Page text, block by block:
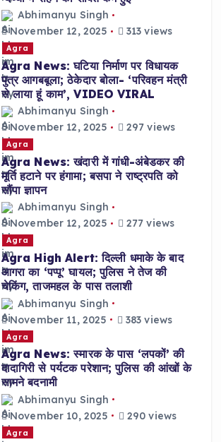
Abhimanyu Singh
November 12, 2025
313 views
Agra
Agra News: घटिया निर्माण पर विधायक
पुत्र आगबबूला; ठेकेदार बोला- ‘परिवहन मंत्री
से लाया हूं काम’, VIDEO VIRAL
Abhimanyu Singh
November 12, 2025
297 views
Agra
Agra News: खंदारी में गांधी-अंबेडकर की
मूर्ति हटाने पर हंगामा; बसपा ने राष्ट्रपति को
सौंपा ज्ञापन
Abhimanyu Singh
November 12, 2025
277 views
Agra
Agra High Alert: दिल्ली धमाके के बाद
आगरा का ‘पप्पू’ घायल; पुलिस ने तेज की
चेकिंग, ताजमहल के पास तलाशी
Abhimanyu Singh
November 11, 2025
383 views
Agra
Agra News: स्मारक के पास ‘लपकों’ की
दादागिरी से पर्यटक परेशान; पुलिस की आंखों के
सामने बदनामी
Abhimanyu Singh
November 10, 2025
290 views
Agra